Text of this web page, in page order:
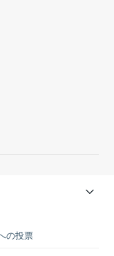
の投票